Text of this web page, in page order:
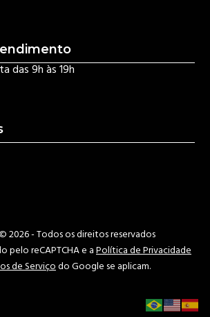
das 9h às 19h
2026 - Todos os direitos reservados
pelo reCAPTCHA e aPolítica de Privacidade
de Serviçodo Google se aplicam.